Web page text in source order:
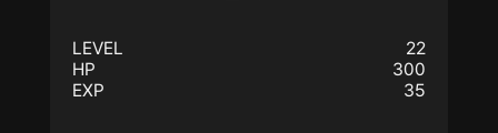
LEVEL
22
HP
300
EXP
35